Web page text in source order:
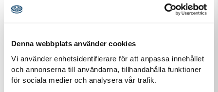
Denna webbplats använder cookies
Vi använder enhetsidentifierare för att anpassa innehållet
och annonserna till användarna, tillhandahålla funktioner
för sociala medier och analysera vår trafik.
Stöd oss